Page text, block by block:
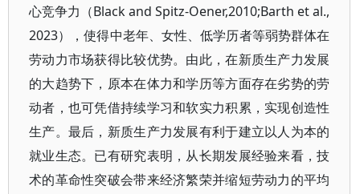
心竞争力（Black and Spitz-Oener,2010;Barth et al.,
2023），使得中老年、女性、低学历者等弱势群体在
劳动力市场获得比较优势。由此，在新质生产力发展
的大趋势下，原本在体力和学历等方面存在劣势的劳
动者，也可凭借持续学习和软实力积累，实现创造性
生产。最后，新质生产力发展有利于建立以人为本的
就业生态。已有研究表明，从长期发展经验来看，技
术的革命性突破会带来经济繁荣并缩短劳动力的平均